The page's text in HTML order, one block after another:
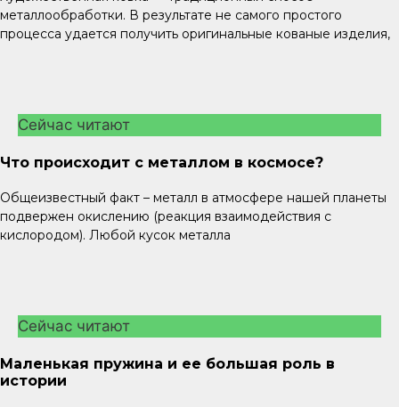
металлообработки. В результате не самого простого
процесса удается получить оригинальные кованые изделия,
Сейчас читают
Что происходит с металлом в космосе?
Общеизвестный факт – металл в атмосфере нашей планеты
подвержен окислению (реакция взаимодействия с
кислородом). Любой кусок металла
Сейчас читают
Маленькая пружина и ее большая роль в
истории